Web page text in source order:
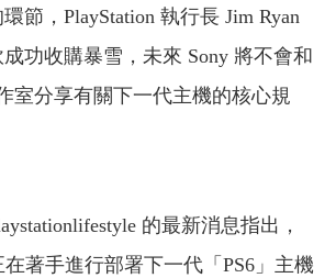
節，PlayStation 執行長 Jim Ryan
功收購暴雪，未來 Sony 將不會和
室分享有關下一代主機的核心規
的最新消息指出，
在著手進行部署下一代「PS6」主機